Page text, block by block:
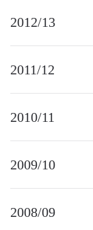
2012/13
2011/12
2010/11
2009/10
2008/09